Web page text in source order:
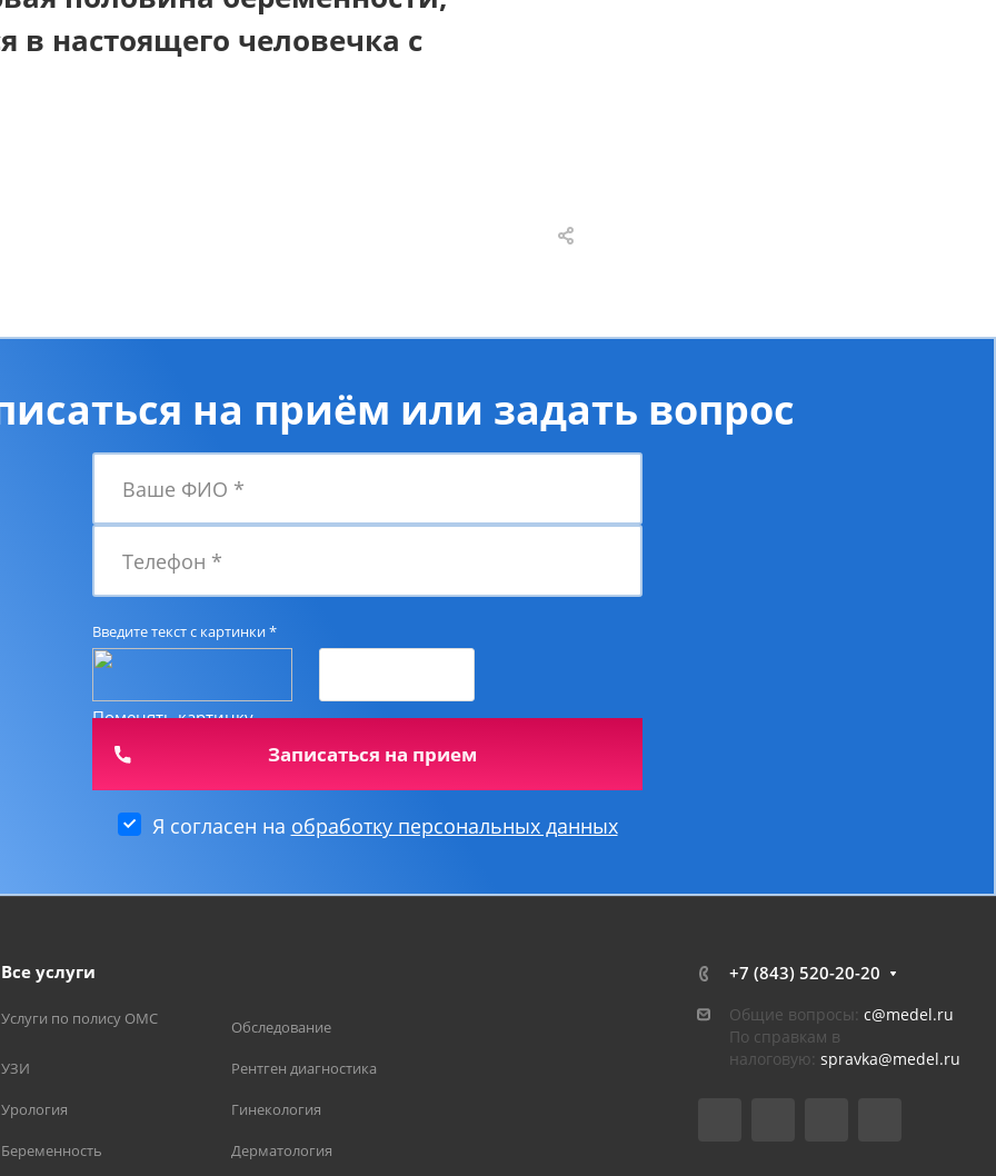
в настоящего человечка с
на приём или задать вопрос
Ваше ФИО *
Телефон *
Введите текст с картинки*
Поменять картинку
Я согласен на обработку персональных данных
Все услуги
Услуги по полису ОМС Обследование
УЗИ Рентген диагностика
Урология Гинекология
Беременность Дерматология
+7 (843) 520-20-20
Общие вопросы: c@medel.ru
По справкам в
налоговую: spravka@medel.ru